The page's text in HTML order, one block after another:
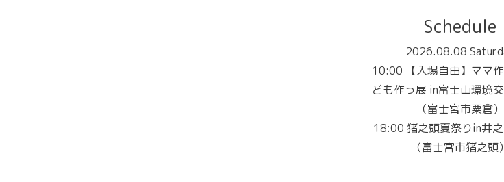
Schedule
2026.08.08
10:00 【入場自由】ママ
ども作っ展 in富士山環境
（富士宮市粟倉）
18:00 猪之頭夏祭りin井
（富士宮市猪之頭）